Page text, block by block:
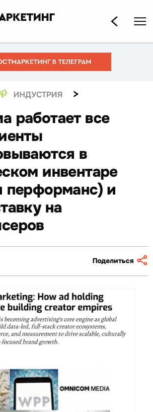
ИНДУСТРИЯ >
работает все
в
инвентаре
перформанс) и
на
Поделиться